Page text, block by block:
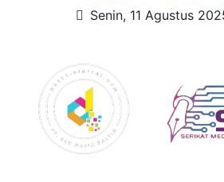
Senin, 11 Agustus